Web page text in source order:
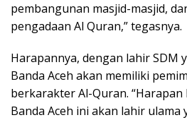
pembangunan masjid-masjid,
pengadaan Al Quran,” tegasnya.
Harapannya, dengan lahir SDM
Banda Aceh akan memiliki
berkarakter Al-Quran. “Harapan
Banda Aceh ini akan lahir ulama